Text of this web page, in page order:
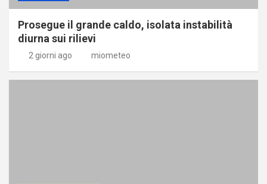
Prosegue il grande caldo, isolata instabilità
diurna sui rilievi
2 giorni ago miometeo